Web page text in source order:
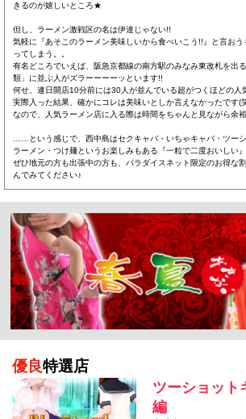
きるのが嬉しいところ★
但し、ラーメン激戦区の名は伊達じゃない!!
気軽に『あそこのラーメン美味しいから食べいこう!!』と言お
ってしまう。。
有名どころでいえば、阪急京都線の南方駅のみなみ東改札を出
類」に並ぶ人がズラーーーーッといます!!
何せ、連日開店10分前には30人が並んでいる超がつくほどの人
実際入った結果、確かにコレは美味いとしか言えなかったです(
なので、人気ラーメン店に入る際は時間をちゃんと見ながら余
……という感じで、西中島はセクキャバ・いちゃキャバ・ツー
ラーメン・つけ麺というお楽しみもある『一粒で二度おいしい
ぜひ地元の方も出張中の方も、パラダイスネット限定のお得な
んでみてください♪
優良特選店
ツーショット
編